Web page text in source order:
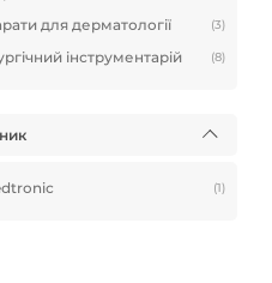
для дерматології (3)
інструментарій (8)
(1)